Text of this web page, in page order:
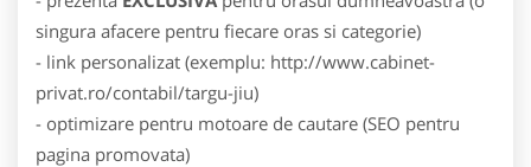
singura afacere pentru fiecare oras si categorie)
- link personalizat (exemplu: http://www.cabinet-
privat.ro/contabil/targu-jiu)
- optimizare pentru motoare de cautare (SEO pentru
pagina promovata)